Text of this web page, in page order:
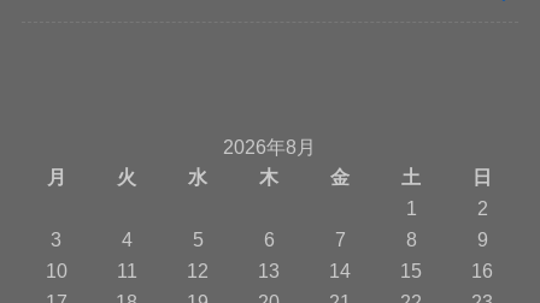
2026年8月
月
火 水 木 金 土
日
1
2
3
4 5 6 7 8
9
10
11 12 13 14 15
16